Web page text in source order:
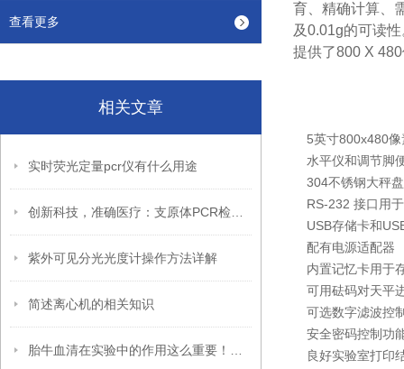
查看更多
相关文章
实时荧光定量pcr仪有什么用途
紫外可见分光光度计操作方法详解
简述离心机的相关知识
育、精确计算、
及0.01g的可读
提供了800 X
5英寸800x480
水平仪和调节脚
304不锈钢大秤
RS-232 接口用
USB存储卡和
配有电源适配器
内置记忆卡用于
可用砝码对天平
可选数字滤波控
安全密码控制功
良好实验室打印